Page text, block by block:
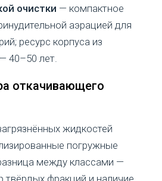
очистки — компактное
аэрацией для
ресурс корпуса из
40–50 лет.
откачивающего
жидкостей
погружные
между классами —